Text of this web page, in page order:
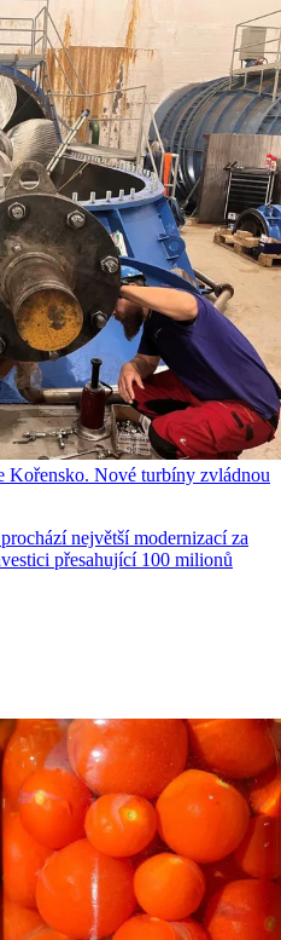
Kořensko. Nové turbíny zvládnou
největší modernizací za
přesahující 100 milionů